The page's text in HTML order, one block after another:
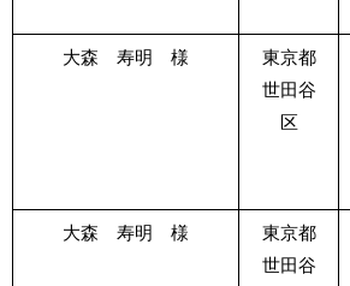
大森 寿明 様
東京都
世田谷
区
大森 寿明 様
東京都
世田谷